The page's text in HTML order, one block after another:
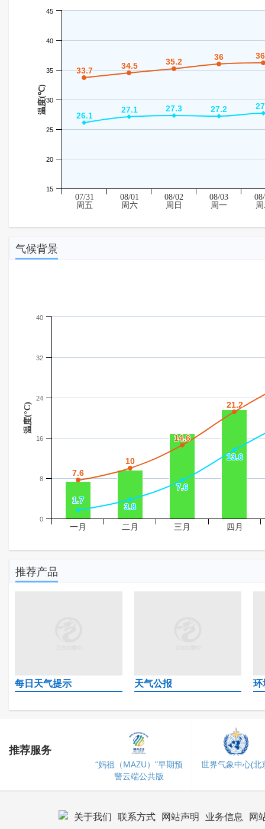
温度(℃)
33.7
33.7 34.5
34.5 35.2
35.2 36
36
26.1
26.1
27.1
27.1 27.3
27.3 27.2
27.2
15
20
25
30
35
40
45
07/31
周五
08/01
周六
08/02
周日
08/03
周一
气候背景
温度(°C)
7.6
7.6
10
10
14.6
14.6
21.2
21.2
1.7
1.7
3.8
3.8
7.6
7.6
13.6
13.6
一月 二月 三月 四月
0
8
16
24
32
40
推荐产品
每日天气提示 天气公报
推荐服务
“妈祖（MAZU）”早期预
警云端公共版
世界气象中心(北
关于我们 联系方式 网站声明 业务信息 网